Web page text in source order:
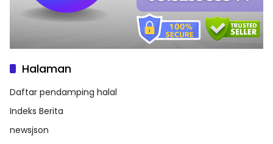
Halaman
Daftar pendamping halal
Indeks Berita
newsjson